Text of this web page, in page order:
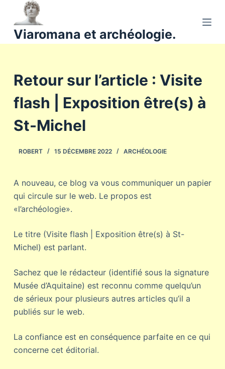
a
u
o
n
u
Viaromana et archéologie.
Retour sur l’article : Visite
flash | Exposition être(s) à
St-Michel
ROBERT 15 DÉCEMBRE 2022 ARCHÉOLOGIE
A nouveau, ce blog va vous communiquer un papier
qui circule sur le web. Le propos est
«l’archéologie».
Le titre (Visite flash | Exposition être(s) à St-
Michel) est parlant.
Sachez que le rédacteur (identifié sous la signature
Musée d’Aquitaine) est reconnu comme quelqu’un
de sérieux pour plusieurs autres articles qu’il a
publiés sur le web.
La confiance est en conséquence parfaite en ce qui
concerne cet éditorial.